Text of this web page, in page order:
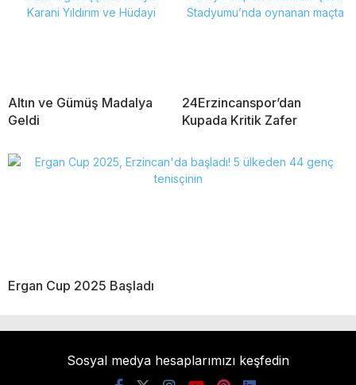
Altın ve Gümüş Madalya
Geldi
24Erzincanspor’dan
Kupada Kritik Zafer
Ergan Cup 2025 Başladı
Sosyal medya hesaplarımızı keşfedin